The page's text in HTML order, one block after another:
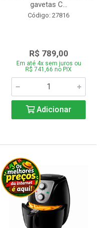
gavetas C...
Código: 27816
R$ 789,00
Em até 4x sem juros ou
R$ 741,66 no PIX
Adicionar